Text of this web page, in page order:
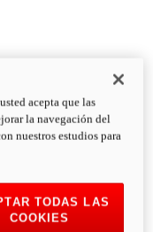
SIN
acepta que las
la navegación del
nuestros estudios para
TODAS LAS
COOKIES